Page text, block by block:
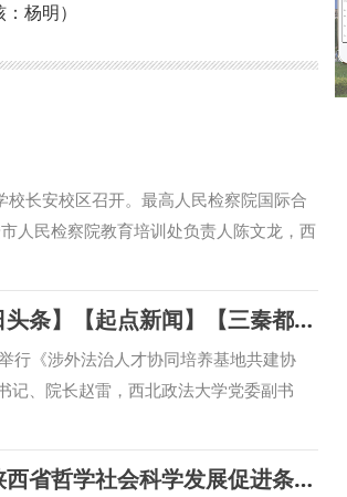
杨明）
长安校区召开。最高人民检察院国际合
人民检察院教育培训处负责人陈文龙，西
席会议并致辞，副校长马朝琦主持会议。
，学校与各级检察机关深化交流，不断拓
题研究、检校人才互派交流、学生实习实
，我校成立的“涉外刑事法治与国别检
事司法协助、多语种法律数据库建设等
进一步整合全校资源，推动学校专家学者
察基础性理论和实践难题开展联合攻关，
院对涉外检察工作高度重视，西北政法
【中国新闻网】【阳光网】【人民周刊网】【今日头条】【起点新闻】【三秦都市报】西安市中级人民法院与西北政法大学联合建立涉外法治人才协同培养基地
行《涉外法治人才协同培养基地共建协
记、院长赵雷，西北政法大学党委副书
”揭牌。西安中院审判委员会专职委员张
共建协议》（简称《协议》）。 西安中
节点城市，成为内陆型对外开放的新前【起点新闻】【群众新闻】省人大常委会召开《陕西省哲学社会科学发展促进条例》新闻发布会 我校副校长马朝琦接受采访